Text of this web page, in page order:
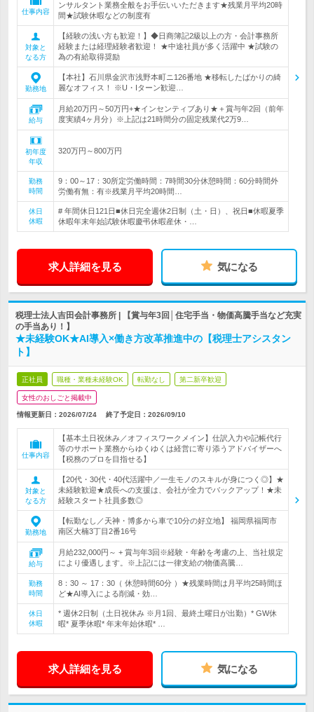
仕事内容
ンサルタント業務全般をお手伝いいただきます★残業月平均20時
間★試験休暇などの制度有
対象と
なる方
【経験の浅い方も歓迎！】◆日商簿記2級以上の方・会計事務所
経験または経理経験者歓迎！ ★中途社員が多く活躍中 ★試験の
為の有給取得奨励
勤務地
【本社】石川県金沢市浅野本町ニ126番地 ★移転したばかりの綺
麗なオフィス！ ※U・Iターン歓迎…
給与
月給20万円～50万円+★インセンティブあり★＋賞与年2回（前年
度実績4ヶ月分）※上記は21時間分の固定残業代2万9…
初年度
年収
320万円～800万円
勤務
時間
9：00～17：30所定労働時間：7時間30分休憩時間：60分時間外
労働有無：有※残業月平均20時間…
休日
休暇
# 年間休日121日■休日完全週休2日制（土・日）、祝日■休暇夏季
休暇年末年始試験休暇慶弔休暇産休・…
求人詳細を見る 気になる
税理士法人吉田会計事務所 | 【賞与年3回│住宅手当・物価高騰手当など充実
の手当あり！】
★未経験OK★AI導入×働き方改革推進中の【税理士アシスタン
ト】
正社員 職種・業種未経験OK 転勤なし 第二新卒歓迎
女性のおしごと掲載中
情報更新日：2026/07/24 終了予定日： 2026/09/10
仕事内容
【基本土日祝休み／オフィスワークメイン】仕訳入力や記帳代行
等のサポート業務からゆくゆくは経営に寄り添うアドバイザーへ
【税務のプロを目指せる】
対象と
なる方
【20代・30代・40代活躍中／一生モノのスキルが身につく◎】★
未経験歓迎★成長への支援は、会社が全力でバックアップ！★未
経験スタート社員多数◎
勤務地
【転勤なし／天神・博多から車で10分の好立地】 福岡県福岡市
南区大楠3丁目2番16号
給与
月給232,000円～ + 賞与年3回※経験・年齢を考慮の上、当社規定
により優遇します。※上記には一律支給の物価高騰…
勤務
時間
8：30 ～ 17：30（ 休憩時間60分 ）★残業時間は月平均25時間ほ
ど★AI導入による削減・効…
休日
休暇
* 週休2日制（土日祝休み ※月1回、最終土曜日が出勤）* GW休
暇* 夏季休暇* 年末年始休暇* …
求人詳細を見る 気になる